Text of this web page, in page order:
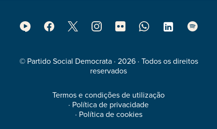
© Partido Social Democrata · 2026 · Todos os direitos
reservados
Termos e condições de utilização
· Política de privacidade
· Política de cookies
Footer
Media